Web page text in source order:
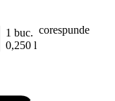
1 buc. corespunde
0,250 l